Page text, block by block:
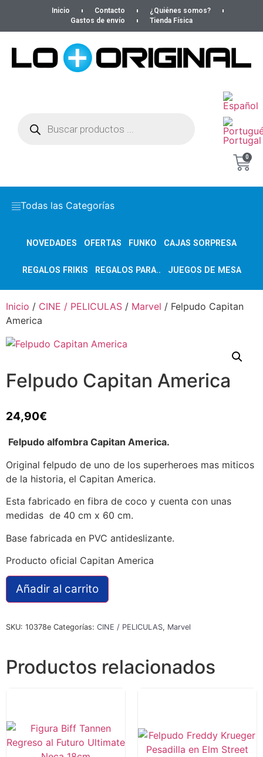
Inicio Contacto
¿Quiénes somos?
Gastos de envío
Tienda Física
0
Todas las Categorías
NOVEDADES OFERTAS FUNKO CAJAS SORPRESA
REGALOS FRIKIS REGALOS PARA.. JUEGOS DE MESA
Inicio / CINE / PELICULAS / Marvel / Felpudo Capitan
America
Felpudo Capitan America
24,90€
Felpudo alfombra Capitan America.
Original felpudo de uno de los superheroes mas miticos
de la historia, el Capitan America.
Esta fabricado en fibra de coco y cuenta con unas
medidas de 40 cm x 60 cm.
Base fabricada en PVC antideslizante.
Producto oficial Capitan America
Añadir al carrito
SKU: 10378e Categorías: CINE / PELICULAS, Marvel
Productos relacionados